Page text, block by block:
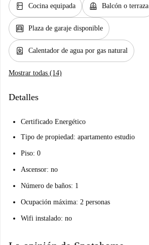
kitchen Cocina equipada balcony Balcón o terraza
garage Plaza de garaje disponible
water_heater Calentador de agua por gas natural
Mostrar todas (14)
Detalles
Certificado Energético
Tipo de propiedad: apartamento estudio
Piso: 0
Ascensor: no
Número de baños: 1
Ocupación máxima: 2 personas
Wifi instalado: no